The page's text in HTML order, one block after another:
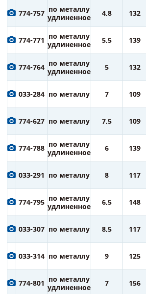
774-757 по металлу
удлиненное
4,8 132
774-771 по металлу
удлиненное
5,5 139
774-764 по металлу
удлиненное
5 132
033-284 по металлу 7 109
774-627 по металлу 7,5 109
774-788 по металлу
удлиненное
6 139
033-291 по металлу 8 117
774-795 по металлу
удлиненное
6,5 148
033-307 по металлу 8,5 117
033-314 по металлу 9 125
774-801 по металлу
удлиненное
7 156